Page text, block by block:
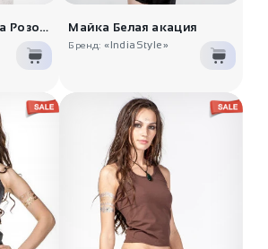
Однотонная майка Розовая пантера Майка Белая акация
Бренд: «IndiaStyle»